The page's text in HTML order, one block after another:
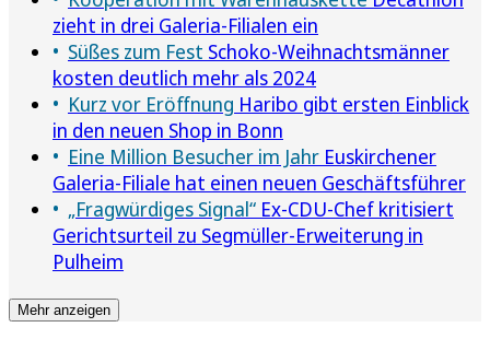
zieht in drei Galeria-Filialen ein
Süßes zum Fest Schoko-Weihnachtsmänner
kosten deutlich mehr als 2024
Kurz vor Eröffnung Haribo gibt ersten Einblick
in den neuen Shop in Bonn
Eine Million Besucher im Jahr Euskirchener
Galeria-Filiale hat einen neuen Geschäftsführer
„Fragwürdiges Signal“ Ex-CDU-Chef kritisiert
Gerichtsurteil zu Segmüller-Erweiterung in
Pulheim
Mehr anzeigen